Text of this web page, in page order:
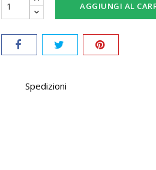
AGGIUNGI AL
Spedizioni